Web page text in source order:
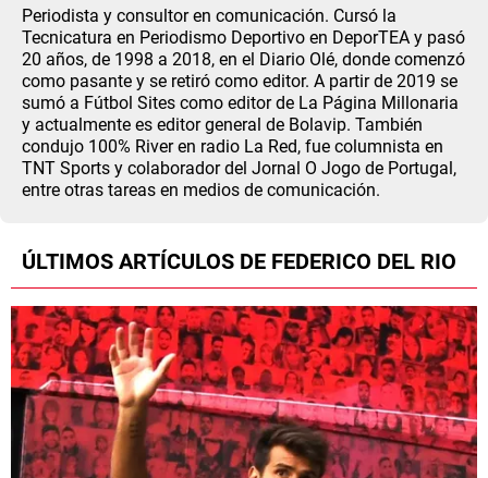
ANÁLISIS TÁCTICO
CHACHO COUDET
APUESTAS
NOTICIAS
CÓDIGOS
PRONÓSTICOS
APUESTA DEL DÍA
ESCRIBÍ EN LA PÁGINA MILLONARIAAPUESTAS
La Página Millonaria es un sitio no oficial, creado por socios e
hinchas de River y no tiene afiliación alguna con el club Atlético River
Plate.
Esta sección no tiene relación alguna con el club. Para visitar el sitio
oficialhaz click aquí
Periodista y consultor en comunicación. Cursó la
Tecnicatura en Periodismo Deportivo en DeporTEA y pasó
20 años, de 1998 a 2018, en el Diario Olé, donde comenzó
como pasante y se retiró como editor. A partir de 2019 se
sumó a Fútbol Sites como editor de La Página Millonaria
y actualmente es editor general de Bolavip. También
condujo 100% River en radio La Red, fue columnista en
TNT Sports y colaborador del Jornal O Jogo de Portugal,
entre otras tareas en medios de comunicación.
ÚLTIMOS ARTÍCULOS DE FEDERICO DEL RIO